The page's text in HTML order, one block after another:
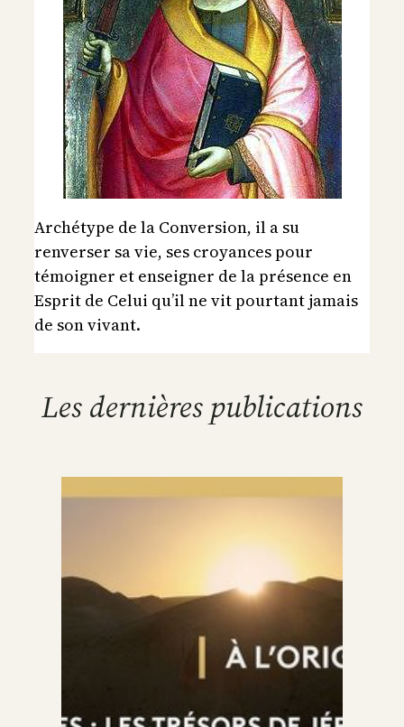
Archétype de la Conversion, il a su
renverser sa vie, ses croyances pour
témoigner et enseigner de la présence en
Esprit de Celui qu’il ne vit pourtant jamais
de son vivant.
Les dernières publications